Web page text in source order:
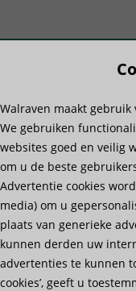
Walraven maakt gebruik
We gebruiken
websites goed en veilig
om u de beste
Advertentie cookies
media) om u
plaats van generieke
kunnen derden uw
advertenties te kunnen
cookies’, geeft u